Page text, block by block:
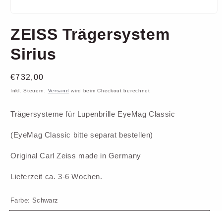
in
Modal
öffnen
ZEISS Trägersystem
Sirius
Normaler
Preis
€732,00
Inkl. Steuern. Versand wird beim Checkout berechnet
Trägersysteme für Lupenbrille EyeMag Classic
(EyeMag Classic bitte separat bestellen)
Original Carl Zeiss made in Germany
Lieferzeit ca. 3-6 Wochen.
Farbe: Schwarz